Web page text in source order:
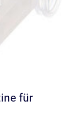
für